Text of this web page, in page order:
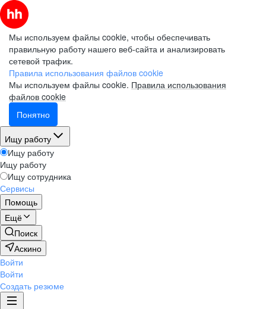
Мы используем файлы cookie, чтобы обеспечивать
правильную работу нашего веб-сайта и анализировать
сетевой трафик.
Правила использования файлов cookie
Мы используем файлы cookie. Правила использования
файлов cookie
Понятно
Ищу работу
Ищу работу
Ищу работу
Ищу сотрудника
Сервисы
Помощь
Ещё
Поиск
Аскино
Войти
Войти
Создать резюме